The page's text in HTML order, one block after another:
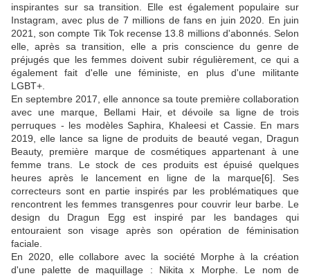
inspirantes sur sa transition. Elle est également populaire sur
Instagram, avec plus de 7 millions de fans en juin 2020. En juin
2021, son compte Tik Tok recense 13.8 millions d'abonnés. Selon
elle, après sa transition, elle a pris conscience du genre de
préjugés que les femmes doivent subir régulièrement, ce qui a
également fait d'elle une féministe, en plus d'une militante
LGBT+.
En septembre 2017, elle annonce sa toute première collaboration
avec une marque, Bellami Hair, et dévoile sa ligne de trois
perruques - les modèles Saphira, Khaleesi et Cassie. En mars
2019, elle lance sa ligne de produits de beauté vegan, Dragun
Beauty, première marque de cosmétiques appartenant à une
femme trans. Le stock de ces produits est épuisé quelques
heures après le lancement en ligne de la marque[6]. Ses
correcteurs sont en partie inspirés par les problématiques que
rencontrent les femmes transgenres pour couvrir leur barbe. Le
design du Dragun Egg est inspiré par les bandages qui
entouraient son visage après son opération de féminisation
faciale.
En 2020, elle collabore avec la société Morphe à la création
d'une palette de maquillage : Nikita x Morphe. Le nom de